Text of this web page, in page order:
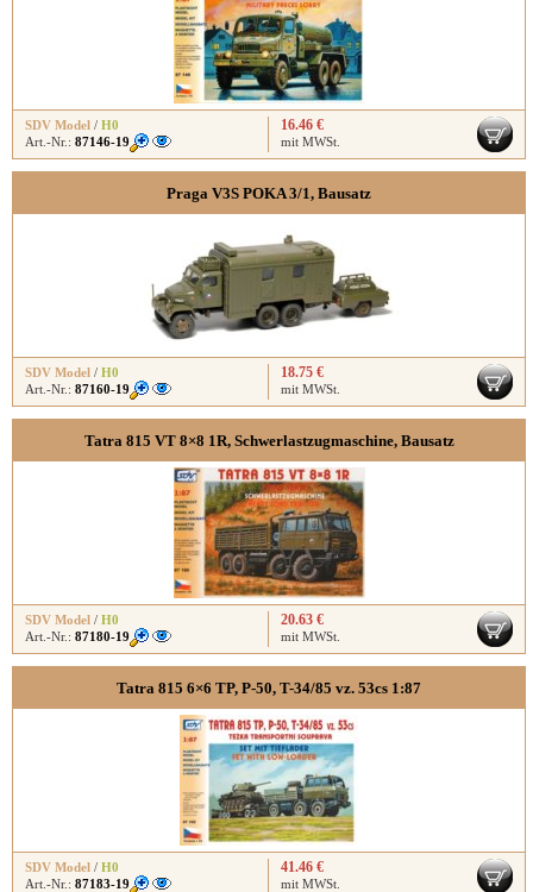
SDV Model / H0
Art.-Nr.: 87146-19
16.46 €
mit MWSt.
Praga V3S POKA 3/1, Bausatz
SDV Model / H0
Art.-Nr.: 87160-19
18.75 €
mit MWSt.
Tatra 815 VT 8×8 1R, Schwerlastzugmaschine, Bausatz
SDV Model / H0
Art.-Nr.: 87180-19
20.63 €
mit MWSt.
Tatra 815 6×6 TP, P-50, T-34/85 vz. 53cs 1:87
SDV Model / H0
Art.-Nr.: 87183-19
41.46 €
mit MWSt.